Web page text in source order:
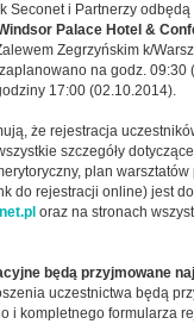
Seconet i Partnerzy
Palace Hotel &
Zegrzyńskim k/
na godz. 09:30
17:00 (02.10.2014).
że rejestracja
szczegóły
plan
do rejestracji online) jest
oraz na stronach
będą przyjmowane
uczestnictwa będą
i kompletnego formularza